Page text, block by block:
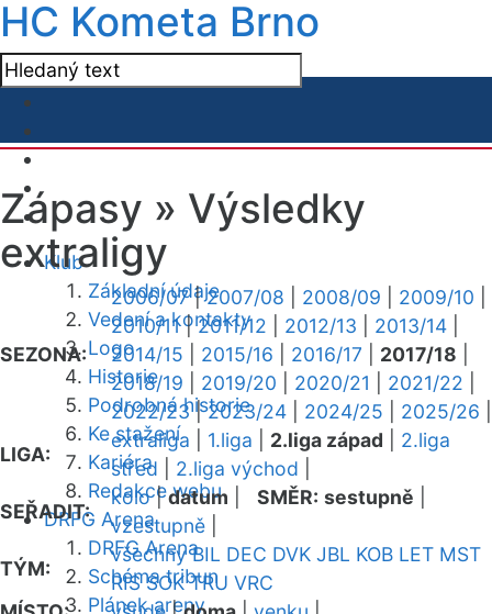
HC Kometa Brno
Klub
Základní údaje
Vedení a kontakty
Logo
Historie
Podrobná historie
Ke stažení
Kariéra
Redakce webu
DRFG Arena
DRFG Arena
Schéma tribun
Plánek areny
Zápasy » Výsledky
extraligy
SEZONA:
2006/07|2007/08 2008/09 2009/10
2010/11|2011/12 2012/13 2013/14
2014/15
2015/16 2016/17 2017/18
2018/19
2019/20 2020/21 2021/22
2022/23|2023/24 2024/25 2025/26
LIGA:
extraliga 1.liga 2.liga západ
2.liga
střed
2.liga východ
SEŘADIT:
kolo|datum SMĚR: sestupně
vzestupně
TÝM:
všechny BIL DEC DVK JBL KOB LET MST
RIS SOK TRU VRC